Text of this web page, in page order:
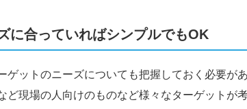
に合っていればシンプルでもOK
ゲットのニーズについても把握しておく必要が
ど現場の人向けのものなど様々なターゲットが